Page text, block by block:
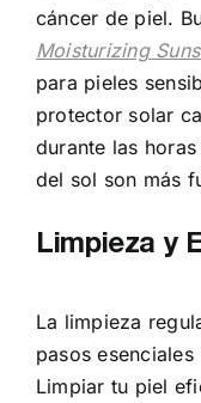
cáncer de piel.
Moisturizing
para pieles
protector solar
durante las
del sol son más
Limpieza y
La limpieza
pasos
Limpiar tu piel